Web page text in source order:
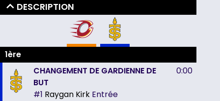
DESCRIPTION
1ère
CHANGEMENT DE GARDIENNE DE
BUT
#1 Raygan Kirk Entrée
0:00